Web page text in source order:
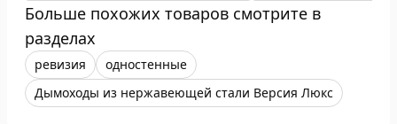
Больше похожих товаров смотрите в
разделах
ревизия
одностенные
Дымоходы из нержавеющей стали Версия Люкс